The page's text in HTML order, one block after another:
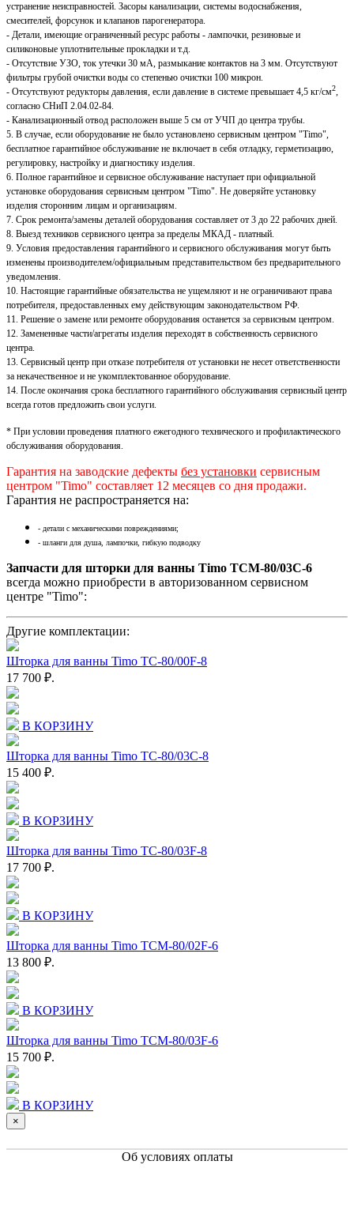
устранение неисправностей. Засоры канализации, системы водоснабжения,
смесителей, форсунок и клапанов парогенератора.
- Детали, имеющие ограниченный ресурс работы - лампочки, резиновые и
силиконовые уплотнительные прокладки и т.д.
- Отсутствие УЗО, ток утечки 30 мА, размыкание контактов на 3 мм. Отсутствуют
фильтры грубой очистки воды со степенью очистки 100 микрон.
- Отсутствуют редукторы давления, если давление в системе превышает 4,5 кг/см2,
согласно СНиП 2.04.02-84.
- Канализационный отвод расположен выше 5 см от УЧП до центра трубы.
5. В случае, если оборудование не было установлено сервисным центром "Timo",
бесплатное гарантийное обслуживание не включает в себя отладку, герметизацию,
регулировку, настройку и диагностику изделия.
6. Полное гарантийное и сервисное обслуживание наступает при официальной
установке оборудования сервисным центром "Timo". Не доверяйте установку
изделия сторонним лицам и организациям.
7. Срок ремонта/замены деталей оборудования составляет от 3 до 22 рабочих дней.
8. Выезд техников сервисного центра за пределы МКАД - платный.
9. Условия предоставления гарантийного и сервисного обслуживания могут быть
изменены производителем/официальным представительством без предварительного
уведомления.
10. Настоящие гарантийные обязательства не ущемляют и не ограничивают права
потребителя, предоставленных ему действующим законодательством РФ.
11. Решение о замене или ремонте оборудования останется за сервисным центром.
12. Замененные части/агрегаты изделия переходят в собственность сервисного
центра.
13. Сервисный центр при отказе потребителя от установки не несет ответственности
за некачественное и не укомплектованное оборудование.
14. После окончания срока бесплатного гарантийного обслуживания сервисный центр
всегда готов предложить свои услуги.
* При условии проведения платного ежегодного технического и профилактического
обслуживания оборудования.
Гарантия на заводские дефекты без установки сервисным
центром "Timo" составляет 12 месяцев со дня продажи.
Гарантия не распространяется на:
- детали с механическими повреждениями;
- шланги для душа, лампочки, гибкую подводку
Запчасти для шторки для ванны Timo TCM-80/03C-6
всегда можно приобрести в авторизованном сервисном
центре "Timo":
Другие комплектации:
Шторка для ванны Timo TC-80/00F-8
17 700 ₽.
В КОРЗИНУ
Шторка для ванны Timo TC-80/03C-8
15 400 ₽.
В КОРЗИНУ
Шторка для ванны Timo TC-80/03F-8
17 700 ₽.
В КОРЗИНУ
Шторка для ванны Timo TCM-80/02F-6
13 800 ₽.
В КОРЗИНУ
Шторка для ванны Timo TCM-80/03F-6
15 700 ₽.
В КОРЗИНУ
×
Об условиях оплаты